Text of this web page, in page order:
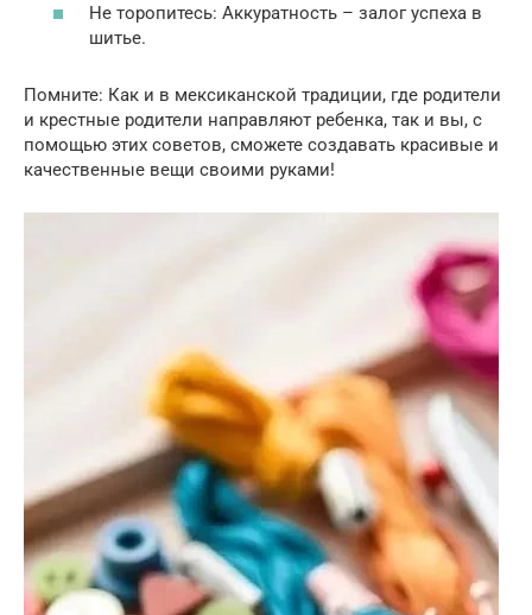
Не торопитесь: Аккуратность – залог успеха в
шитье.
Помните: Как и в мексиканской традиции, где родители
и крестные родители направляют ребенка, так и вы, с
помощью этих советов, сможете создавать красивые и
качественные вещи своими руками!